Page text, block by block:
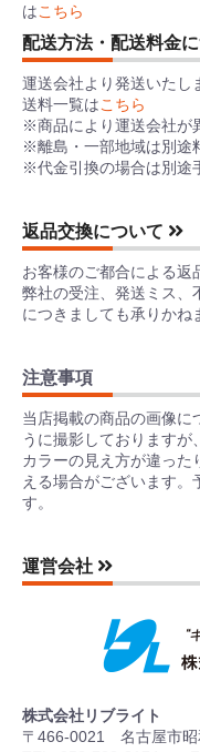
はこちら
配送方法・配送料金
運送会社より発送いたし
送料一覧はこちら
※商品により運送会社が
※離島・一部地域は別途
※代金引換の場合は別途
返品交換について
お客様のご都合による返
弊社の受注、発送ミス、
につきましても承りかね
注意事項
当店掲載の商品の画像に
うに撮影しておりますが
カラーの見え方が違った
える場合がございます。
す。
運営会社
株式会社リブライト
〒466-0021 名古屋市昭